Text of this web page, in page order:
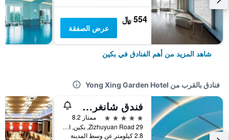
554 ﷼
عرض الصفقة
شاهد المزيد من أهم الفنادق في بكين
فنادق بالقرب من Yong Xing Garden Hotel
فندق شانغري-لا بكين
5 نجوم
ممتاز 8.2
29 Zizhuyuan Road, بكين, الصين
2.8 كيلومتر عن وسط المدينة